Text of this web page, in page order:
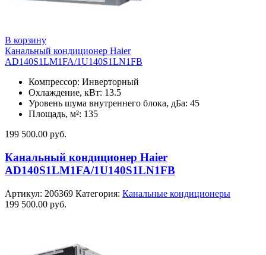
В корзину
Канальный кондиционер Haier
AD140S1LM1FA/1U140S1LN1FB
Компрессор: Инверторный
Охлаждение, кВт: 13.5
Уровень шума внутреннего блока, дБа: 45
Площадь, м²: 135
199 500.00 руб.
Канальный кондиционер Haier
AD140S1LM1FA/1U140S1LN1FB
Артикул: 206369 Категория: Канальные кондиционеры
199 500.00 руб.